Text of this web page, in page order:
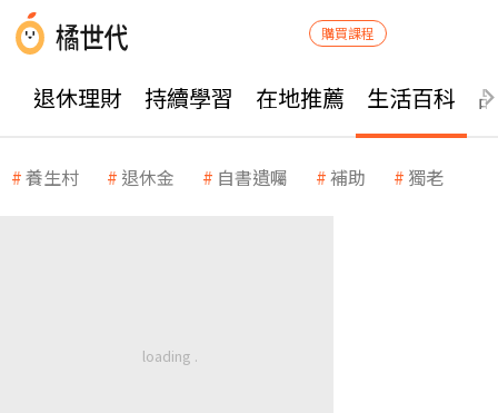
購買課程
退休理財 持續學習 在地推薦 生活百科
養生村 退休金 自書遺囑 補助 獨老